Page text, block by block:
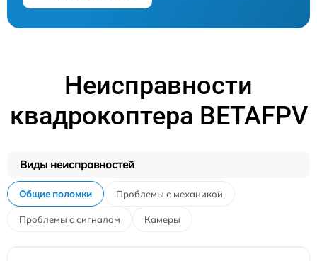
Неисправности
квадрокоптера BETAFPV
Виды неисправностей
Общие поломки Проблемы с механикой
Проблемы с сигналом Камеры